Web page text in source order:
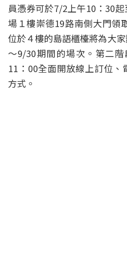
員憑券可於7/2上午10：30
場１樓崇德19路南側大門領
位於４樓的島語櫃檯將為大
～9/30期間的場次。第二
11：00全面開放線上訂位
方式。